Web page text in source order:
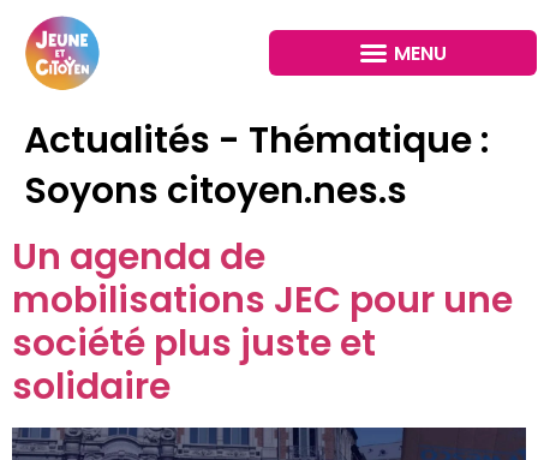
Actualités - Thématique :
Soyons citoyen.nes.s
Un agenda de
mobilisations JEC pour une
société plus juste et
solidaire